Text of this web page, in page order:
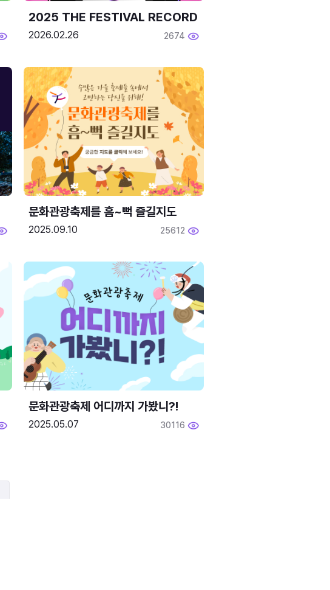
2025 THE FESTIVAL RECORD
2026.02.26 2674
문화관광축제를 흠~뻑 즐길지도
2025.09.10 25612
문화관광축제 어디까지 가봤니?!
2025.05.07 30116